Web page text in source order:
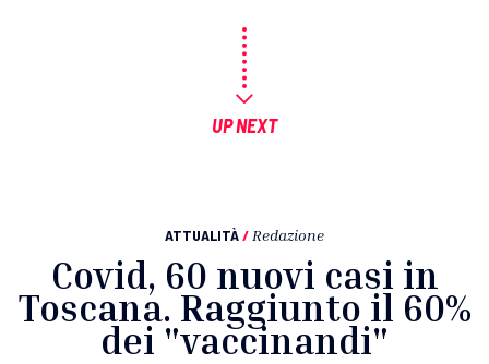
UP NEXT
ATTUALITÀ/ Redazione
Covid, 60 nuovi casi in
Toscana. Raggiunto il 60%
dei "vaccinandi"